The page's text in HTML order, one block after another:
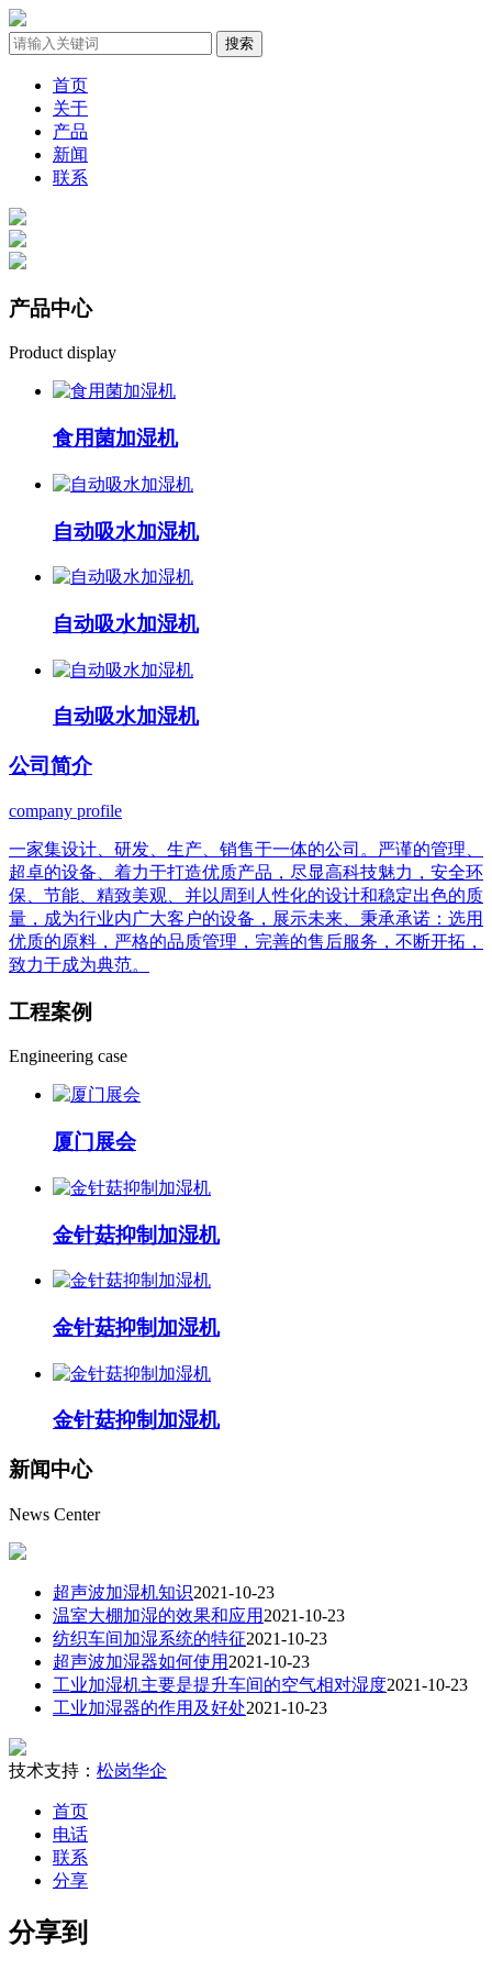
首页
关于
产品
新闻
联系
产品中心
Product display
食用菌加湿机
自动吸水加湿机
自动吸水加湿机
自动吸水加湿机
公司简介
company profile
一家集设计、研发、生产、销售于一体的公司。严谨的管理、
超卓的设备、着力于打造优质产品，尽显高科技魅力，安全环
保、节能、精致美观、并以周到人性化的设计和稳定出色的质
量，成为行业内广大客户的设备，展示未来、秉承承诺：选用
优质的原料，严格的品质管理，完善的售后服务，不断开拓，
致力于成为典范。
工程案例
Engineering case
厦门展会
金针菇抑制加湿机
金针菇抑制加湿机
金针菇抑制加湿机
新闻中心
News Center
超声波加湿机知识2021-10-23
温室大棚加湿的效果和应用 2021-10-23
纺织车间加湿系统的特征2021-10-23
超声波加湿器如何使用 2021-10-23
工业加湿机主要是提升车间的空气相对湿度2021-10-23
工业加湿器的作用及好处2021-10-23
技术支持： 松岗华企
首页
电话
联系
分享
分享到